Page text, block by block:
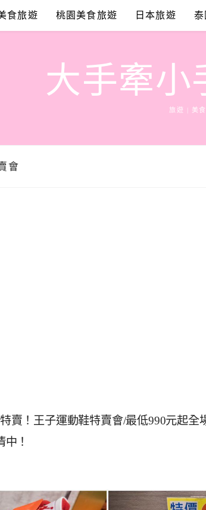
食旅遊 桃園美食旅遊 日本旅遊 泰
大手牽小
旅遊 | 美
會
賣！王子運動鞋特賣會/最低990元起全
！